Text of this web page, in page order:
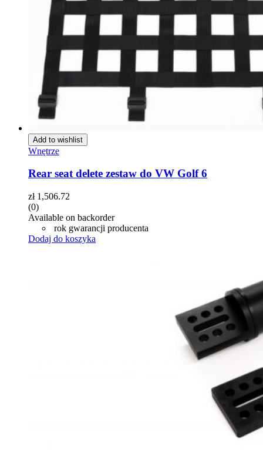
Add to wishlist
Wnętrze
Rear seat delete zestaw do VW Golf 6
zł1,506.72
(0)
Available on backorder
rok gwarancji producenta
Dodaj do koszyka